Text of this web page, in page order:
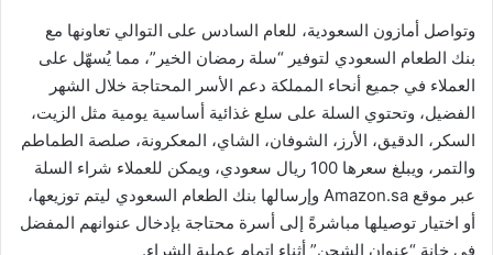
وتواصل أمازون السعودية، للعام السادس على التوالي تعاونها مع
بنك الطعام السعودي لتوفير “سلة رمضان الخير”، مما يُسهّل على
العملاء في جميع أنحاء المملكة دعم الأسر المحتاجة خلال الشهر
الفضيل، وتحتوي السلة على سلع غذائية أساسية يومية مثل الزيت،
السكر، الدقيق، الأرز، الشوفان، الشاي، المعكرونة، صلصة الطماطم
والتمر، ويبلغ سعرها 100 ريال سعودي، ويمكن للعملاء شراء السلة
عبر موقع Amazon.sa وإرسالها بنك الطعام السعودي ليتم توزيعها،
أو اختيار توصيلها مباشرةً إلى أسرة محتاجة بإدخال عنوانهم المفضل
في خانة “عنوان الشحن” أثناء إتمام عملية الشراء.